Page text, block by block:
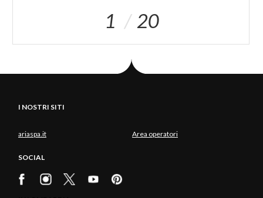
1 20
I NOSTRI SITI
ariaspa.it Area operatori
SOCIAL